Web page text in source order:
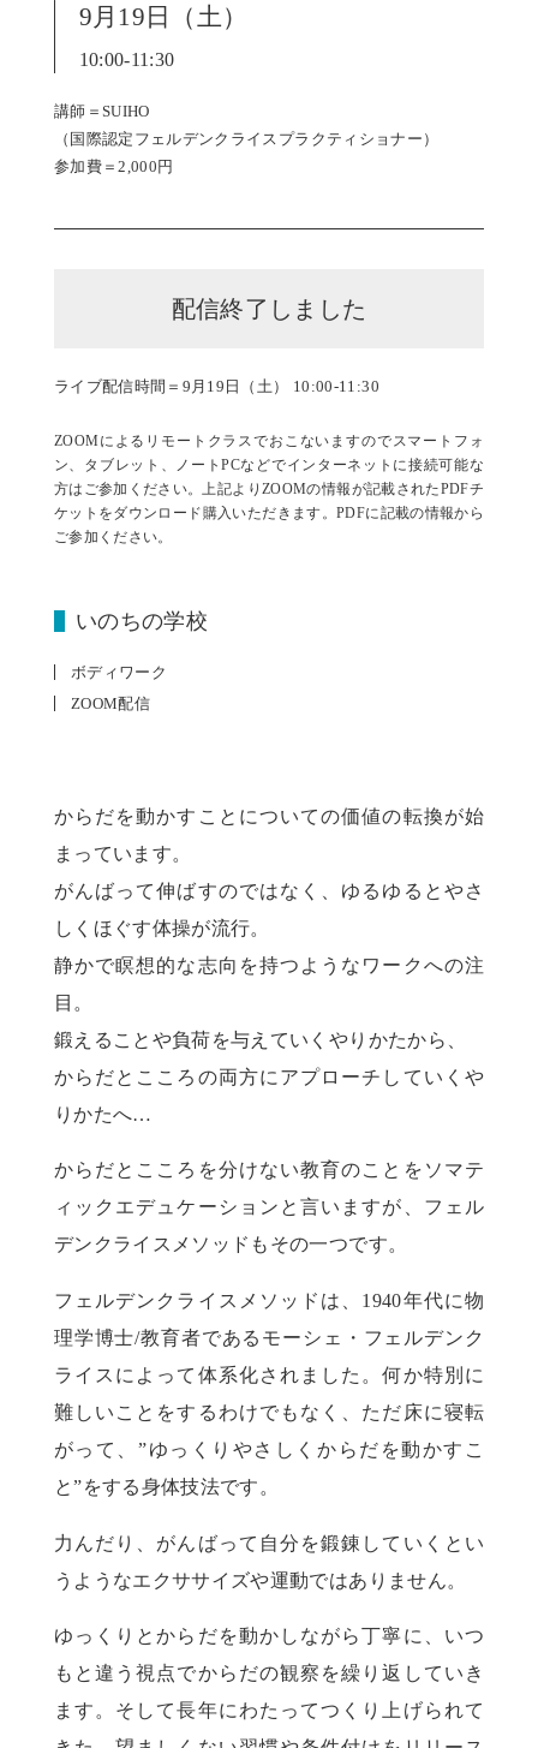
9月19日（土）
10:00-11:30
講師＝SUIHO
（国際認定フェルデンクライスプラクティショナー）
参加費＝2,000円
配信終了しました
ライブ配信時間＝9月19日（土） 10:00-11:30
ZOOMによるリモートクラスでおこないますのでスマートフォ
ン、タブレット、ノートPCなどでインターネットに接続可能な
方はご参加ください。上記よりZOOMの情報が記載されたPDFチ
ケットをダウンロード購入いただきます。PDFに記載の情報から
ご参加ください。
いのちの学校
ボディワーク
ZOOM配信
からだを動かすことについての価値の転換が始
まっています。
がんばって伸ばすのではなく、ゆるゆるとやさ
しくほぐす体操が流行。
静かで瞑想的な志向を持つようなワークへの注
目。
鍛えることや負荷を与えていくやりかたから、
からだとこころの両方にアプローチしていくや
りかたへ…
からだとこころを分けない教育のことをソマテ
ィックエデュケーションと言いますが、フェル
デンクライスメソッドもその一つです。
フェルデンクライスメソッドは、1940年代に物
理学博士/教育者であるモーシェ・フェルデンク
ライスによって体系化されました。何か特別に
難しいことをするわけでもなく、ただ床に寝転
がって、”ゆっくりやさしくからだを動かすこ
と”をする身体技法です。
力んだり、がんばって自分を鍛錬していくとい
うようなエクササイズや運動ではありません。
ゆっくりとからだを動かしながら丁寧に、いつ
もと違う視点でからだの観察を繰り返していき
ます。そして長年にわたってつくり上げられて